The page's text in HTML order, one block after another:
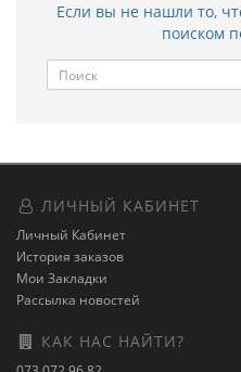
Если вы не нашли то,
поиском
ЛИЧНЫЙ КАБИНЕТ
Личный Кабинет
История заказов
Мои Закладки
Рассылка новостей
КАК НАС НАЙТИ?